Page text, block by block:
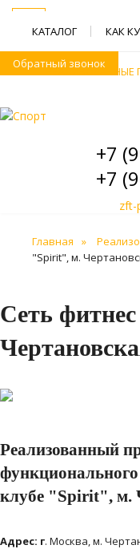
КАТАЛОГ КАК
РЕАЛИЗОВАННЫЕ
Обратный звонок
+7
+7
zft-
Главная
"Spirit", м.
Сеть
Реализованный
функционального
клубе "Spirit", м.
Адрес: г. Москва, м.